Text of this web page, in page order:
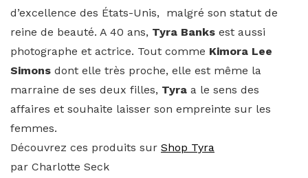
d’excellence des États-Unis, malgré son statut de
reine de beauté. A 40 ans, Tyra Banks est aussi
photographe et actrice. Tout comme Kimora Lee
Simons dont elle très proche, elle est même la
marraine de ses deux filles, Tyra a le sens des
affaires et souhaite laisser son empreinte sur les
femmes.
Découvrez ces produits sur Shop Tyra
par Charlotte Seck